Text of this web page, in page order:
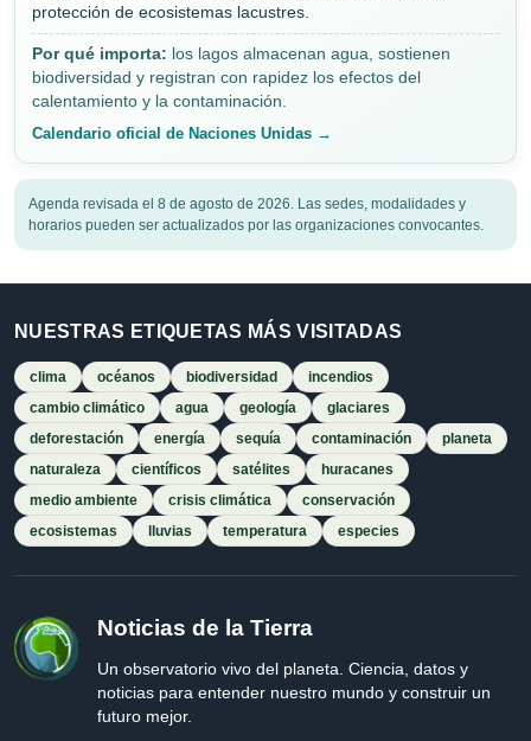
protección de ecosistemas lacustres.
Por qué importa: los lagos almacenan agua, sostienen
biodiversidad y registran con rapidez los efectos del
calentamiento y la contaminación.
Calendario oficial de Naciones Unidas →
Agenda revisada el 8 de agosto de 2026. Las sedes, modalidades y
horarios pueden ser actualizados por las organizaciones convocantes.
NUESTRAS ETIQUETAS MÁS VISITADAS
clima océanos biodiversidad
incendios
cambio climático
agua geología
glaciares
deforestación
energía sequía contaminación
planeta
naturaleza
científicos satélites
huracanes
medio ambiente
crisis climática
conservación
ecosistemas
lluvias temperatura especies
Noticias de la Tierra
Un observatorio vivo del planeta. Ciencia, datos y
noticias para entender nuestro mundo y construir un
futuro mejor.